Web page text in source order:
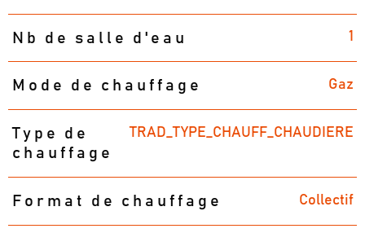
Nb de salle d'eau 1
Mode de chauffage Gaz
Type de
chauffage
TRAD_TYPE_CHAUFF_CHAUDIERE
Format de chauffage Collectif